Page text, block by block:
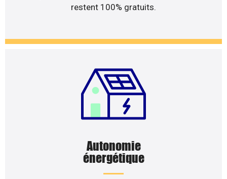
restent 100% gratuits.
Autonomie
énergétique